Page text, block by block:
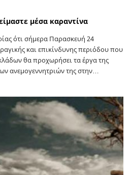
μέσα καραντίνα
ότι σήμερα Παρασκευή 24
και επικίνδυνης περιόδου που
θα προχωρήσει τα έργα της
ανεμογεννητριών της στην…